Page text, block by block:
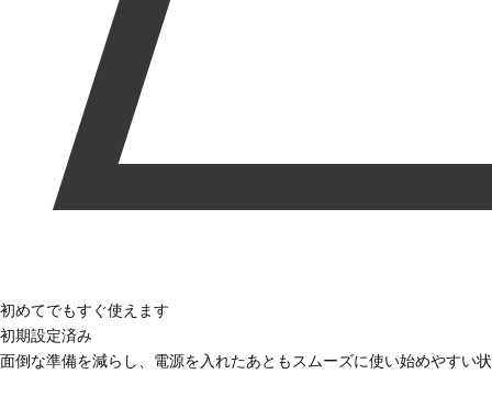
初めてでもすぐ使えます
初期設定済み
面倒な準備を減らし、電源を入れたあともスムーズに使い始めやすい